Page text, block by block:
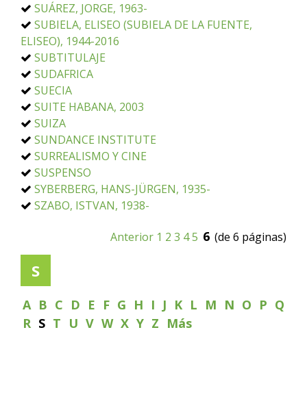
SUÁREZ, JORGE, 1963-
SUBIELA, ELISEO (SUBIELA DE LA FUENTE,
ELISEO), 1944-2016
SUBTITULAJE
SUDAFRICA
SUECIA
SUITE HABANA, 2003
SUIZA
SUNDANCE INSTITUTE
SURREALISMO Y CINE
SUSPENSO
SYBERBERG, HANS-JÜRGEN, 1935-
SZABO, ISTVAN, 1938-
Anterior 1 2 3 45 6 (de 6 páginas)
S
A B C D E F G H I J K L M N O P Q
R S T U V W X Y Z Más